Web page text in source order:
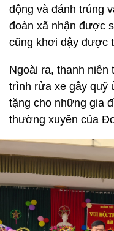
động và đánh trúng
đoàn xã nhận được
cũng khơi dậy được
Ngoài ra, thanh niên
trình rửa xe gây quỹ
tặng cho những gia
thường xuyên của